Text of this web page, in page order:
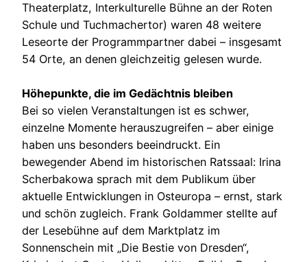
Theaterplatz, Interkulturelle Bühne an der Roten
Schule und Tuchmachertor) waren 48 weitere
Leseorte der Programmpartner dabei – insgesamt
54 Orte, an denen gleichzeitig gelesen wurde.
Höhepunkte, die im Gedächtnis bleiben
Bei so vielen Veranstaltungen ist es schwer,
einzelne Momente herauszugreifen – aber einige
haben uns besonders beeindruckt. Ein
bewegender Abend im historischen Ratssaal: Irina
Scherbakowa sprach mit dem Publikum über
aktuelle Entwicklungen in Osteuropa – ernst, stark
und schön zugleich. Frank Goldammer stellte auf
der Lesebühne auf dem Marktplatz im
Sonnenschein mit „Die Bestie von Dresden“,